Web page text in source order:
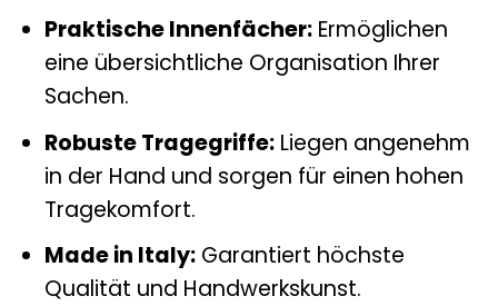
Praktische Innenfächer:Ermöglichen
eine übersichtliche Organisation Ihrer
Sachen.
Robuste Tragegriffe:Liegen angenehm
in der Hand und sorgen für einen hohen
Tragekomfort.
Made in Italy:Garantiert höchste
Qualität und Handwerkskunst.